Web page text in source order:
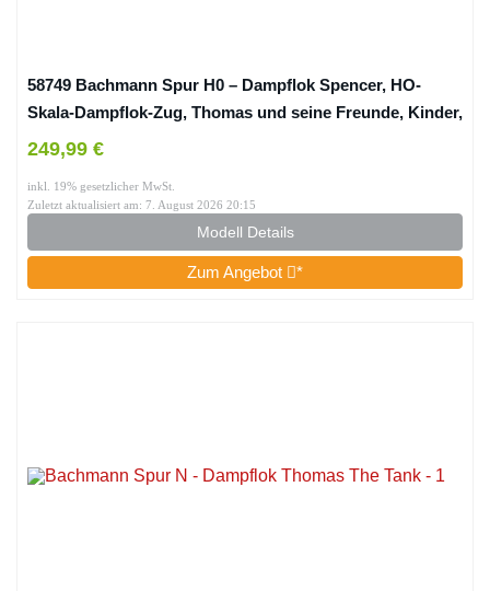
58749 Bachmann Spur H0 – Dampflok Spencer, HO-
Skala-Dampflok-Zug, Thomas und seine Freunde, Kinder,
Unisex
249,99 €
inkl. 19% gesetzlicher MwSt.
Zuletzt aktualisiert am: 7. August 2026 20:15
Modell Details
Zum Angebot *